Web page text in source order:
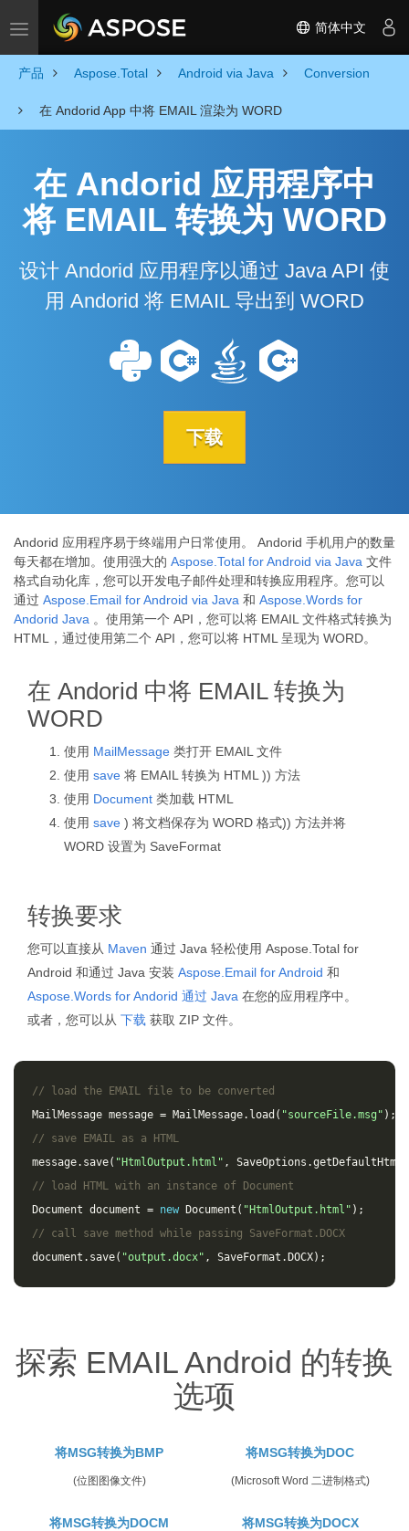
Toggle navigation 简体中文
产品 Aspose.Total Android via Java Conversion
在 Andorid App 中将 EMAIL 渲染为 WORD
在 Andorid 应用程序中
将 EMAIL 转换为 WORD
设计 Andorid 应用程序以通过 Java API 使
用 Andorid 将 EMAIL 导出到 WORD
下载
Andorid 应用程序易于终端用户日常使用。 Andorid 手机用户的数量
每天都在增加。使用强大的 Aspose.Total for Android via Java 文件
格式自动化库，您可以开发电子邮件处理和转换应用程序。您可以
通过 Aspose.Email for Android via Java 和 Aspose.Words for
Andorid Java 。使用第一个 API，您可以将 EMAIL 文件格式转换为
HTML，通过使用第二个 API，您可以将 HTML 呈现为 WORD。
在 Andorid 中将 EMAIL 转换为
WORD
使用 MailMessage 类打开 EMAIL 文件
使用 save 将 EMAIL 转换为 HTML )) 方法
使用 Document 类加载 HTML
使用 save ) 将文档保存为 WORD 格式)) 方法并将
WORD 设置为 SaveFormat
转换要求
您可以直接从 Maven 通过 Java 轻松使用 Aspose.Total for
Android 和通过 Java 安装 Aspose.Email for Android 和
Aspose.Words for Andorid 通过 Java 在您的应用程序中。
或者，您可以从 下载 获取 ZIP 文件。
// load the EMAIL file to be converted
MailMessage message = MailMessage. load ( "sourceFile.msg" );
// save EMAIL as a HTML
message. save( "HtmlOutput.html" , SaveOptions .getDefaultHtml
// load HTML with an instance of Document
Document document = new Document ( "HtmlOutput.html" );
// call save method while passing SaveFormat.DOCX
document . save( "output.docx" , SaveFormat . DOCX);
探索 EMAIL Android 的转换
选项
将MSG转换为BMP
(位图图像文件)
将MSG转换为DOC
(Microsoft Word 二进制格式)
将MSG转换为DOCM 将MSG转换为DOCX